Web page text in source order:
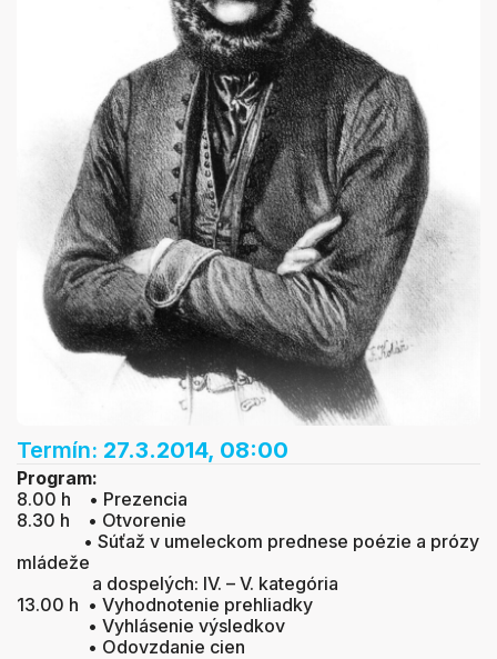
Termín: 27.3.2014, 08:00
Program:
8.00 h • Prezencia
8.30 h • Otvorenie
• Súťaž v umeleckom prednese poézie a prózy
mládeže
a dospelých: IV. – V. kategória
13.00 h • Vyhodnotenie prehliadky
• Vyhlásenie výsledkov
• Odovzdanie cien